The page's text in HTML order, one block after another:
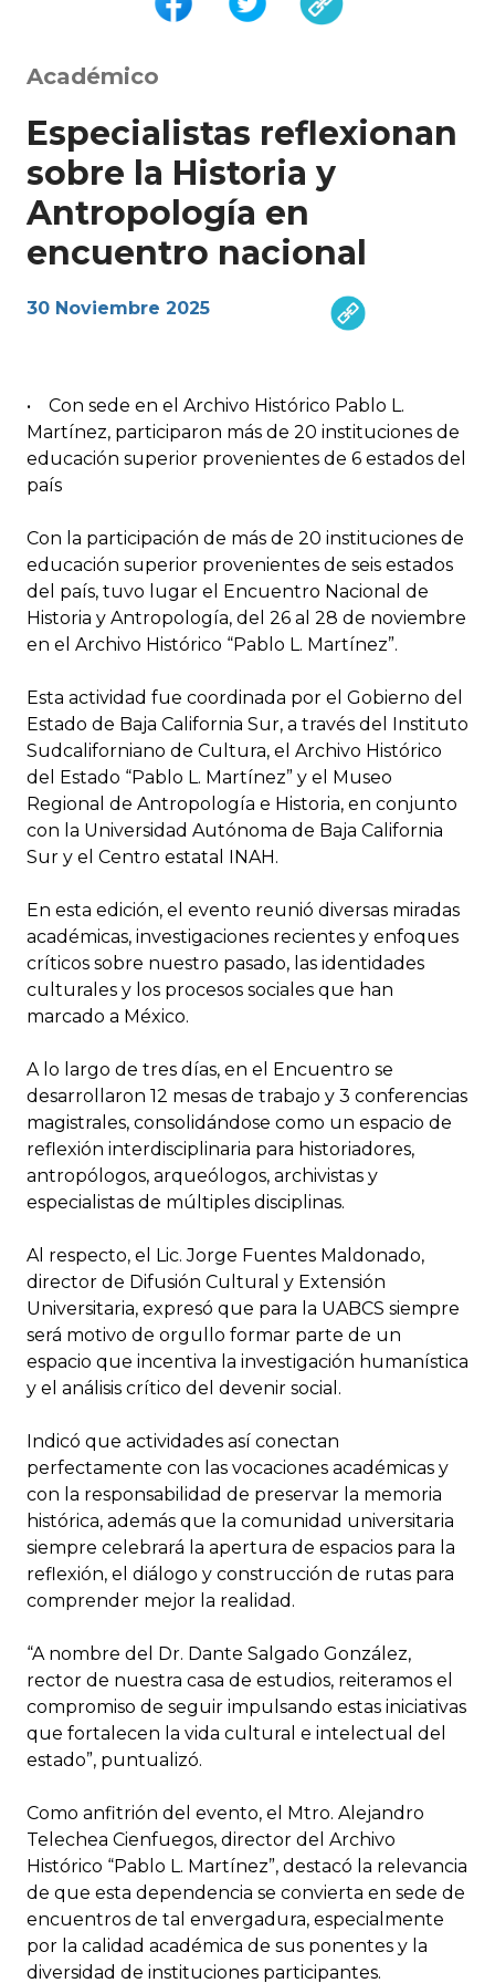
Académico
Especialistas reflexionan
sobre la Historia y
Antropología en
encuentro nacional
30 Noviembre 2025
• Con sede en el Archivo Histórico Pablo L.
Martínez, participaron más de 20 instituciones de
educación superior provenientes de 6 estados del
país
Con la participación de más de 20 instituciones de
educación superior provenientes de seis estados
del país, tuvo lugar el Encuentro Nacional de
Historia y Antropología, del 26 al 28 de noviembre
en el Archivo Histórico “Pablo L. Martínez”.
Esta actividad fue coordinada por el Gobierno del
Estado de Baja California Sur, a través del Instituto
Sudcaliforniano de Cultura, el Archivo Histórico
del Estado “Pablo L. Martínez” y el Museo
Regional de Antropología e Historia, en conjunto
con la Universidad Autónoma de Baja California
Sur y el Centro estatal INAH.
En esta edición, el evento reunió diversas miradas
académicas, investigaciones recientes y enfoques
críticos sobre nuestro pasado, las identidades
culturales y los procesos sociales que han
marcado a México.
A lo largo de tres días, en el Encuentro se
desarrollaron 12 mesas de trabajo y 3 conferencias
magistrales, consolidándose como un espacio de
reflexión interdisciplinaria para historiadores,
antropólogos, arqueólogos, archivistas y
especialistas de múltiples disciplinas.
Al respecto, el Lic. Jorge Fuentes Maldonado,
director de Difusión Cultural y Extensión
Universitaria, expresó que para la UABCS siempre
será motivo de orgullo formar parte de un
espacio que incentiva la investigación humanística
y el análisis crítico del devenir social.
Indicó que actividades así conectan
perfectamente con las vocaciones académicas y
con la responsabilidad de preservar la memoria
histórica, además que la comunidad universitaria
siempre celebrará la apertura de espacios para la
reflexión, el diálogo y construcción de rutas para
comprender mejor la realidad.
“A nombre del Dr. Dante Salgado González,
rector de nuestra casa de estudios, reiteramos el
compromiso de seguir impulsando estas iniciativas
que fortalecen la vida cultural e intelectual del
estado”, puntualizó.
Como anfitrión del evento, el Mtro. Alejandro
Telechea Cienfuegos, director del Archivo
Histórico “Pablo L. Martínez”, destacó la relevancia
de que esta dependencia se convierta en sede de
encuentros de tal envergadura, especialmente
por la calidad académica de sus ponentes y la
diversidad de instituciones participantes.